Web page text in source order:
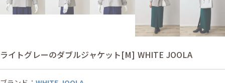
ライトグレーのダブルジャケット[M] WHITE JOOLA